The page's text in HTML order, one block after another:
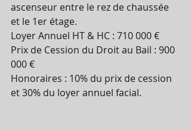
ascenseur entre le rez de chaussée
et le 1er étage.
Loyer Annuel HT & HC : 710 000 €
Prix de Cession du Droit au Bail : 900
000 €
Honoraires : 10% du prix de cession
et 30% du loyer annuel facial.